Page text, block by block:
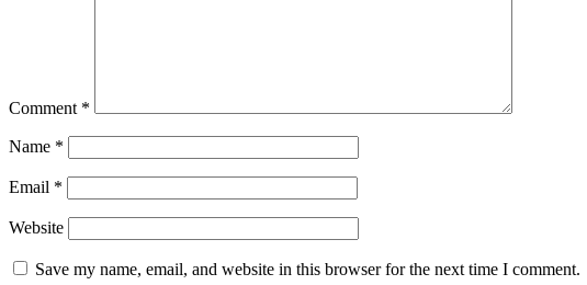
Comment *
Name *
Email *
Website
Save my name, email, and website in this browser for the next time I comment.